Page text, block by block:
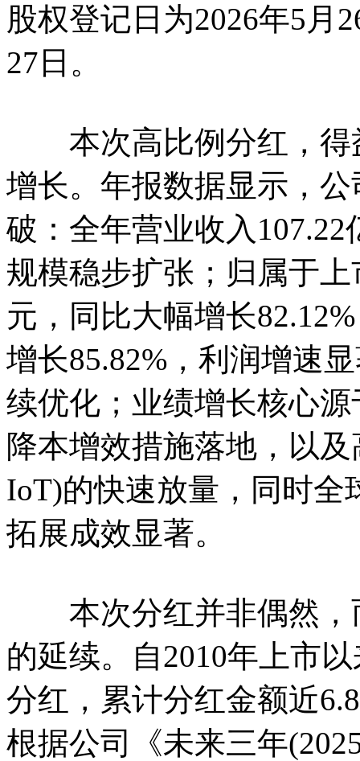
股权登记日为2026年5月
27日。
本次高比例分红，得
增长。年报数据显示，
破：全年营业收入
规模稳步扩张；归属于
元，同比大幅增长
增长85.82%，利润增速
续优化；业绩增长核心
降本增效措施落地，以
IoT)的快速放量，同时全
拓展成效显著。
本次分红并非偶然，
的延续。自2010年上市
分红，累计分红金额近
根据公司《未来三年